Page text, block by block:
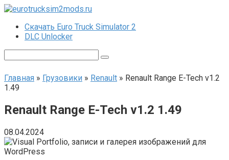
Перейти
контентуСкачать Euro Truck Simulator 2
DLC Unlocker
Главная » Грузовики » Renault » Renault Range E-Tech v1.2
1.49
Renault Range E-Tech v1.2 1.49
08.04.2024